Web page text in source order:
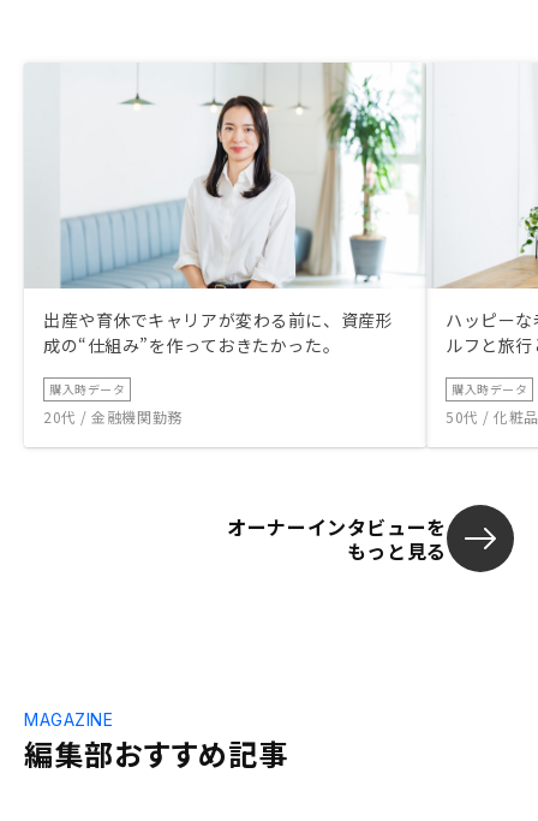
出産や育休でキャリアが変わる前に、資産形
成の“仕組み”を作っておきたかった。
購入時データ
20代 / 金融機関勤務
ハッピー
ルフと旅
購入時データ
50代 / 化粧
オーナーインタビューを
もっと見る
編集部おすすめ記事
MAGAZINE